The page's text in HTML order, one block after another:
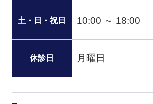
土・日・祝日 10:00 ～ 18:00
休診日 月曜日